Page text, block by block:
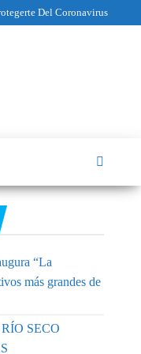
Del Coronavirus
“La
más grandes de
SECO